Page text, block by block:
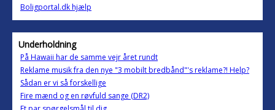
Boligportal.dk hjælp
Underholdning
På Hawaii har de samme vejr året rundt
Reklame musik fra den nye "3 mobilt bredbånd"'s reklame?! Help?
Sådan er vi så forskellige
Fire mænd og en røvfuld sange (DR2)